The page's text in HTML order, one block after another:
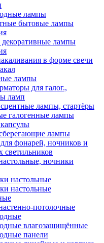
лампы
бытовые лампы
лампы
в форме свечи
лампы
для галог.,
ламп
лампы, стартёры
галогенные лампы
лампы
фонарей, ночников и
светильников
ночники
настольные
настольные
потолочные
влагозащищённые
панели